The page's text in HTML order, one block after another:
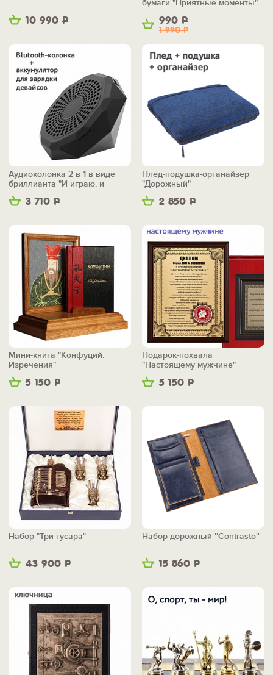
10 990 Р 990 Р
1 990Р
бумаги "Приятные моменты"
3 710 Р
Аудиоколонка 2 в 1 в виде
бриллианта "И играю, и
заряжаю"
2 850 Р
Плед-подушка-органайзер
"Дорожный"
5 150 Р
Мини-книга "Конфуций.
Изречения"
5 150 Р
Подарок-похвала
"Настоящему мужчине"
43 900 Р
Набор "Три гусара"
15 860 Р
Набор дорожный ''Contrasto''